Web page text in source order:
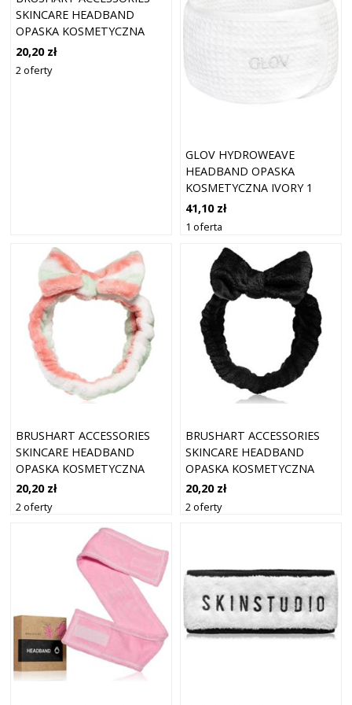
SKINCARE HEADBAND
OPASKA KOSMETYCZNA
PINK 1 SZT.
20,20 zł
2 oferty
GLOV HYDROWEAVE
HEADBAND OPASKA
KOSMETYCZNA IVORY 1
SZT.
41,10 zł
1 oferta
BRUSHART ACCESSORIES
SKINCARE HEADBAND
OPASKA KOSMETYCZNA
MIX 1 SZT.
20,20 zł
2 oferty
BRUSHART ACCESSORIES
SKINCARE HEADBAND
OPASKA KOSMETYCZNA
BLACK 1 SZT.
20,20 zł
2 oferty